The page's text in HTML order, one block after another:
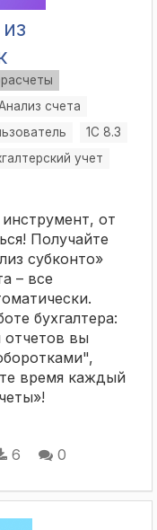
счета
1С 8.3
учет
от
Получайте
субконто»
– все
бухгалтера:
отчетов вы
время каждый
6 0